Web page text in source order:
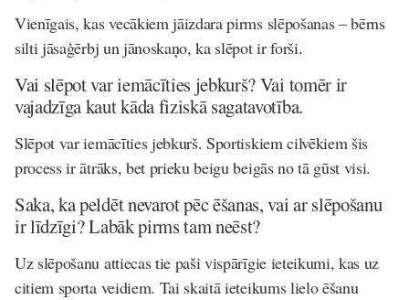
Vienīgais, kas vecākiem jāizdara pirms slēpošanas – bērns
silti jāsaģērbj un jānoskaņo, ka slēpot ir forši.
Vai slēpot var iemācīties jebkurš? Vai tomēr ir
vajadzīga kaut kāda fiziskā sagatavotība.
Slēpot var iemācīties jebkurš. Sportiskiem cilvēkiem šis
process ir ātrāks, bet prieku beigu beigās no tā gūst visi.
Saka, ka peldēt nevarot pēc ēšanas, vai ar slēpošanu
ir līdzīgi? Labāk pirms tam neēst?
Uz slēpošanu attiecas tie paši vispārīgie ieteikumi, kas uz
citiem sporta veidiem. Tai skaitā ieteikums lielo ēšanu